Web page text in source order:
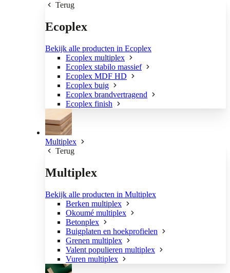
Terug
Ecoplex
Bekijk alle producten in Ecoplex
Ecoplex multiplex
Ecoplex stabilo massief
Ecoplex MDF HD
Ecoplex buig
Ecoplex brandvertragend
Ecoplex finish
Multiplex
Terug
Multiplex
Bekijk alle producten in Multiplex
Berken multiplex
Okoumé multiplex
Betonplex
Buigplaten en hoekprofielen
Grenen multiplex
Valent populieren multiplex
Vuren multiplex